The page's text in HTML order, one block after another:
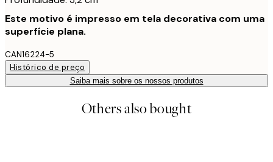
Este motivo é impresso em tela decorativa com uma
superfície plana.
CAN16224-5
Histórico de preço
Saiba mais sobre os nossos produtos
Others also bought